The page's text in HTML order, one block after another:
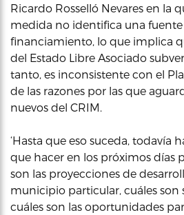
Ricardo Rosselló Nevares en la
medida no identifica una
financiamiento, lo que implica
del Estado Libre Asociado
tanto, es inconsistente con el
de las razones por las que
nuevos del CRIM.
‘Hasta que eso suceda, todavía
que hacer en los próximos días
son las proyecciones de
municipio particular, cuáles son
cuáles son las oportunidades